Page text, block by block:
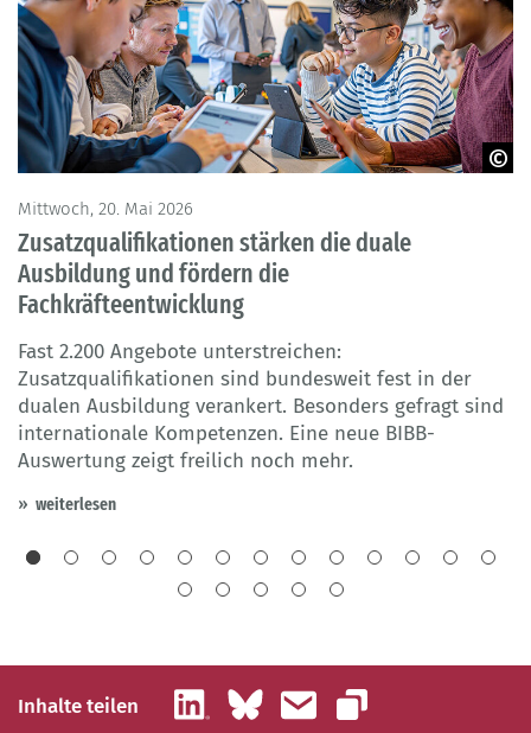
Mittwoch, 20. Mai 2026
Zusatzqualifikationen stärken die duale
Ausbildung und fördern die
Fachkräfteentwicklung
Fast 2.200 Angebote unterstreichen:
Zusatzqualifikationen sind bundesweit fest in der
dualen Ausbildung verankert. Besonders gefragt sind
internationale Kompetenzen. Eine neue BIBB-
Auswertung zeigt freilich noch mehr.
weiterlesen
Inhalte teilen LinkedInBlueskyE-Mail
Link kopieren